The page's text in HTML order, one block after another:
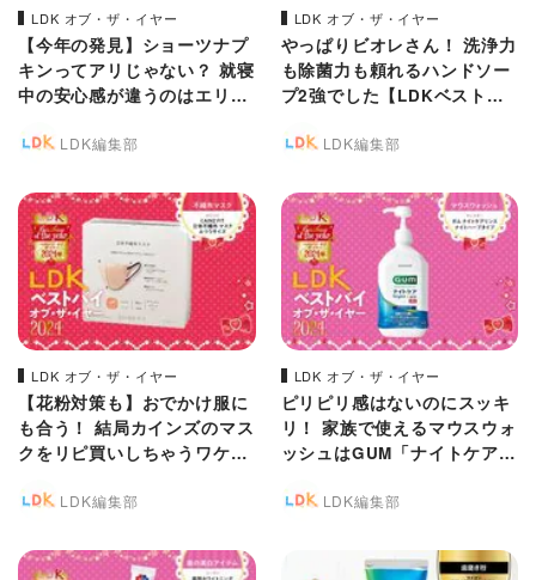
LDK オブ・ザ・イヤー
【今年の発見】ショーツナプ
キンってアリじゃない？ 就寝
中の安心感が違うのはエリス
LDK編集部
LDK オブ・ザ・イヤー
やっぱりビオレさん！ 洗浄力
も除菌力も頼れるハンドソー
プ2強でした【LDKベストバ
LDK編集部
LDK オブ・ザ・イヤー
【花粉対策も】おでかけ服に
も合う！ 結局カインズのマス
クをリピ買いしちゃうワケ
LDK編集部
LDK オブ・ザ・イヤー
ピリピリ感はないのにスッキ
リ！ 家族で使えるマウスウォ
ッシュはGUM「ナイトケア」
LDK編集部